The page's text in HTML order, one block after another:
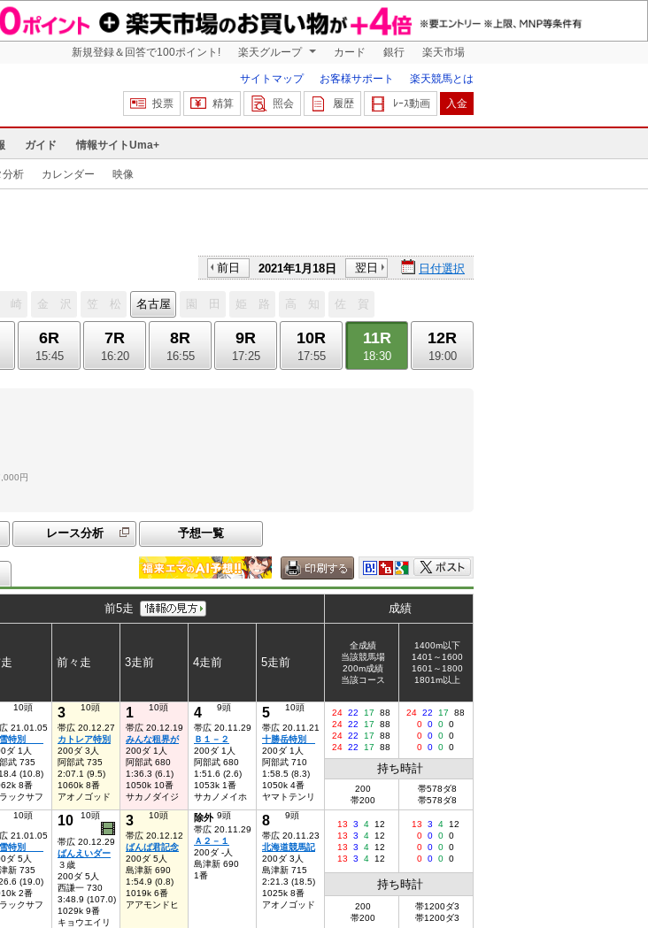
新規登録＆回答で100ポイント! 楽天グループ カード 銀行 楽天市場
サイトマップ お客様サポート
楽天競馬とは
投票
精算 照会 履歴 ﾚｰｽ動画 入金
ガイド 情報サイトUma+
分析 カレンダー 映像
前日 2021年1月18日 翌日 日付選択
崎 金 沢 笠 松 名古屋 園 田 姫 路 高 知
佐 賀
6R
15:45
7R
16:20
8R
16:55
9R
17:25
10R
17:55
11R
18:30
12R
19:00
円
レース分析 予想一覧
前5走 成績
前々走 3走前 4走前 5走前
全成績
当該競馬場
200m成績
当該コース
1400m以下
1401～1600
1601～1800
1801m以上
10頭
21.01.05
雪特別
ダ 1人
武 735
(10.8)
8番
ックサフ
3 10頭
帯広 20.12.27
カトレア特別
200ダ 3人
阿部武 735
2:07.1 (9.5)
1060k 8番
アオノゴッド
1 10頭
帯広 20.12.19
みんな租界が
200ダ 1人
阿部武 680
1:36.3 (6.1)
1050k 10番
サカノダイジ
4 9頭
帯広 20.11.29
Ｂ１－２
200ダ 1人
阿部武 680
1:51.6 (2.6)
1053k 1番
サカノメイホ
5 10頭
帯広 20.11.21
十勝岳特別
200ダ 1人
阿部武 710
1:58.5 (8.3)
1050k 4番
ヤマトテンリ
24 22 17
88
24 22 17
88
24 22 17
88
24 22 17 88
24 22 17
88
0 0 0 0
0 0 0 0
0 0 0 0
持ち時計
200
帯200
帯578ダ8
帯578ダ8
10頭
21.01.05
雪特別
ダ 5人
新 735
(19.0)
2番
ックサフ
10 10頭
帯広 20.12.29
ばんえいダー
３歳
200ダ 5人
西謙一 730
3:48.9 (107.0)
1029k 9番
キョウエイリ
3 10頭
帯広 20.12.12
ばんば君記念
200ダ 5人
島津新 690
1:54.9 (0.8)
1019k 6番
アアモンドヒ
除外 9頭
帯広 20.11.29
Ａ２－１
200ダ -人
島津新 690
1番
8 9頭
帯広 20.11.23
北海道競馬記
200ダ 3人
島津新 715
2:21.3 (18.5)
1025k 8番
アオノゴッド
13 3 4
12
13
3 4
12
13
3 4
12
13
3 4 12
13 3 4
12
0 0 0 0
0 0 0 0
0 0 0 0
持ち時計
200
帯200
帯1200ダ3
帯1200ダ3